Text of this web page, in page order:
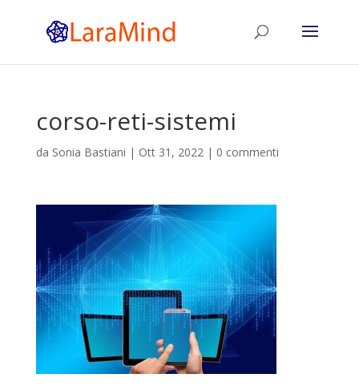
corso-reti-sistemi
da Sonia Bastiani | Ott 31, 2022| 0 commenti